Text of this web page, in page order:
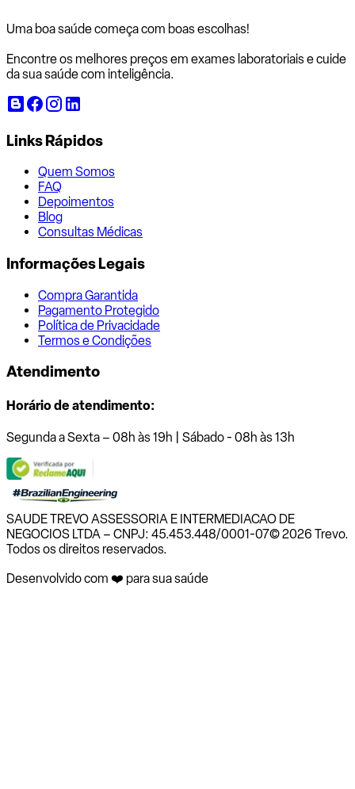
Uma boa saúde começa com boas escolhas!
Encontre os melhores preços em exames laboratoriais e cuide
da sua saúde com inteligência.
Links Rápidos
Quem Somos
FAQ
Depoimentos
Blog
Consultas Médicas
Informações Legais
Compra Garantida
Pagamento Protegido
Política de Privacidade
Termos e Condições
Atendimento
Horário de atendimento:
Segunda a Sexta – 08h às 19h | Sábado - 08h às 13h
SAUDE TREVO ASSESSORIA E INTERMEDIACAO DE
NEGOCIOS LTDA – CNPJ: 45.453.448/0001-07© 2026 Trevo.
Todos os direitos reservados.
Desenvolvido com ❤️ para sua saúde